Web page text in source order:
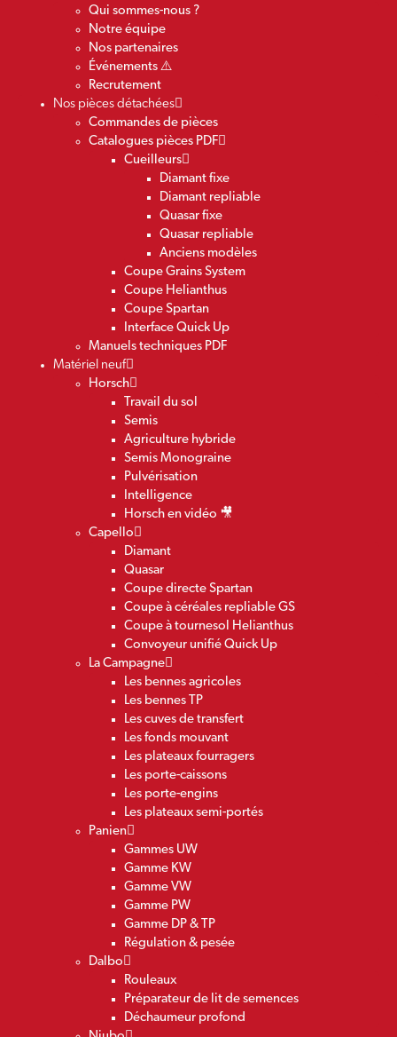
Qui sommes-nous ?
Notre équipe
Nos partenaires
Événements ⚠️
Recrutement
Nos pièces détachées
Commandes de pièces
Catalogues pièces PDF
Cueilleurs
Diamant fixe
Diamant repliable
Quasar fixe
Quasar repliable
Anciens modèles
Coupe Grains System
Coupe Helianthus
Coupe Spartan
Interface Quick Up
Manuels techniques PDF
Matériel neuf
Horsch
Travail du sol
Semis
Agriculture hybride
Semis Monograine
Pulvérisation
Intelligence
Horsch en vidéo 🎥
Capello
Diamant
Quasar
Coupe directe Spartan
Coupe à céréales repliable GS
Coupe à tournesol Helianthus
Convoyeur unifié Quick Up
La Campagne
Les bennes agricoles
Les bennes TP
Les cuves de transfert
Les fonds mouvant
Les plateaux fourragers
Les porte-caissons
Les porte-engins
Les plateaux semi-portés
Panien
Gammes UW
Gamme KW
Gamme VW
Gamme PW
Gamme DP & TP
Régulation & pesée
Dalbo
Rouleaux
Préparateur de lit de semences
Déchaumeur profond